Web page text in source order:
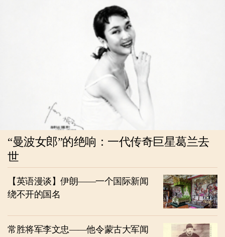
“曼波女郎”的绝响：一代传奇巨星葛兰去
世
【英语漫谈】伊朗——一个国际新闻
绕不开的国名
常胜将军李文忠——他令蒙古大军闻